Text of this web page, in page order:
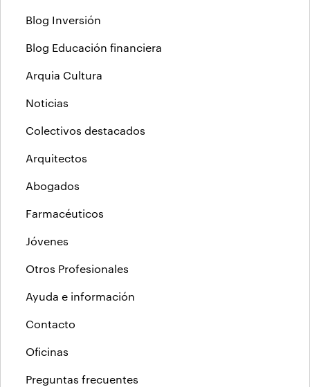
Blog Inversión
Blog Educación financiera
Arquia Cultura
Noticias
Colectivos destacados
Arquitectos
Abogados
Farmacéuticos
Jóvenes
Otros Profesionales
Ayuda e información
Contacto
Oficinas
Preguntas frecuentes